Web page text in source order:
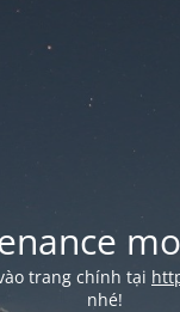
trang chính tại
nhé!